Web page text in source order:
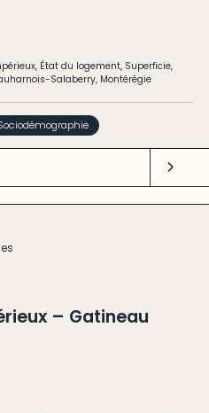
, État du logement, Superficie,
Salaberry, Montérégie
– Gatineau